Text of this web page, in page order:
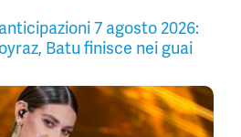
7 agosto 2026:
Batu finisce nei guai